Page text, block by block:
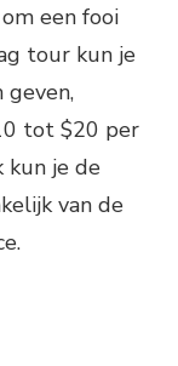
een fooi
tour kun je
tot $20 per
kun je de
van de